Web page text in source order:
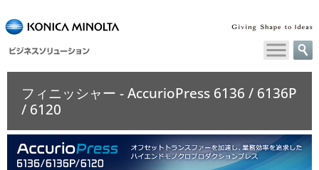
ペ
ー
ジ
リ
フィニッシャー - AccurioPress 6136 / 6136P
/ 6120